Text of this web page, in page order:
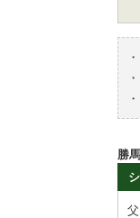
・
・
・
勝